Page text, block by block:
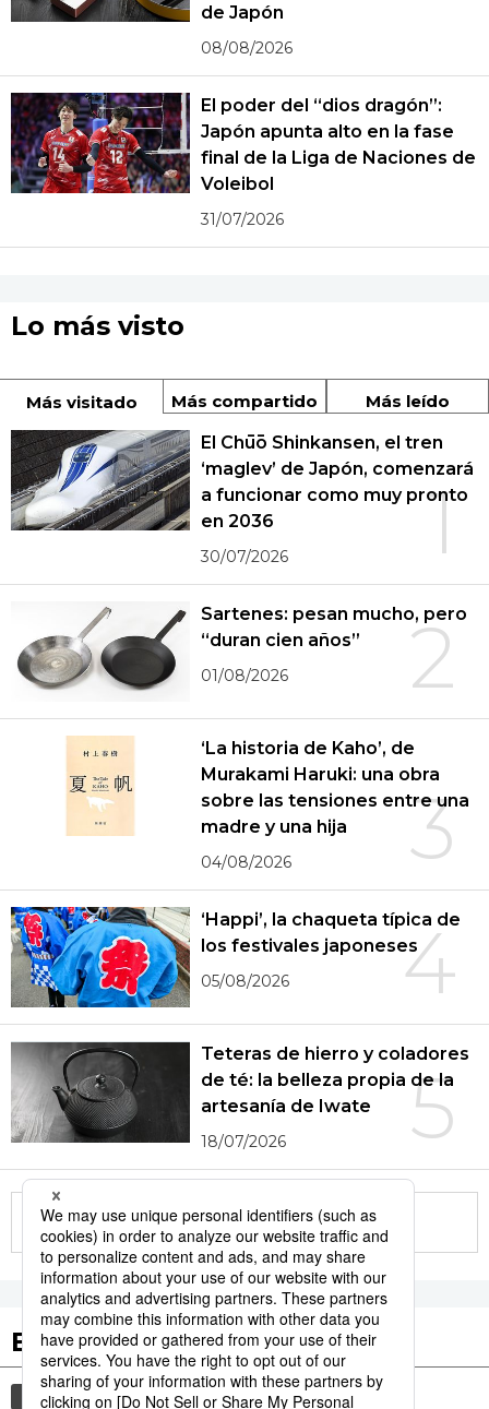
de Japón
08/08/2026
El poder del “dios dragón”:
Japón apunta alto en la fase
final de la Liga de Naciones de
Voleibol
31/07/2026
Lo más visto
Más visitado Más compartido Más leído
1
El Chūō Shinkansen, el tren
‘maglev’ de Japón, comenzará
a funcionar como muy pronto
en 2036
30/07/2026
2
Sartenes: pesan mucho, pero
“duran cien años”
01/08/2026
3
‘La historia de Kaho’, de
Murakami Haruki: una obra
sobre las tensiones entre una
madre y una hija
04/08/2026
4
‘Happi’, la chaqueta típica de
los festivales japoneses
05/08/2026
5
Teteras de hierro y coladores
de té: la belleza propia de la
artesanía de Iwate
18/07/2026
More in this series
Etiquetas destacadas
cultura gastronomía cortesía